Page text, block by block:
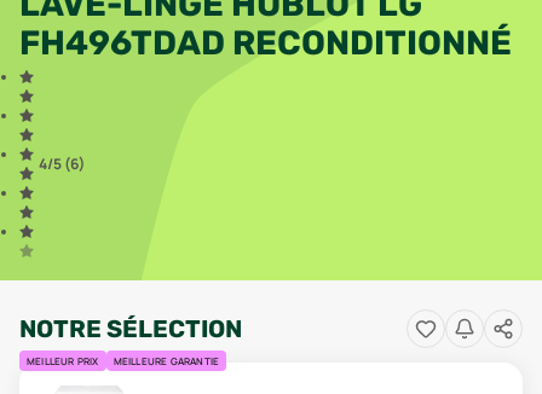
FH496TDAD RECONDITIONNÉ
4/5 (6)
NOTRE SÉLECTION
MEILLEUR PRIX MEILLEURE GARANTIE